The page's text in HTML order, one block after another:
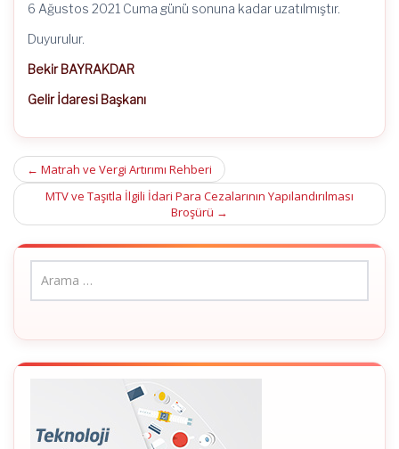
6 Ağustos 2021 Cuma günü sonuna kadar uzatılmıştır.
Duyurulur.
Bekir BAYRAKDAR
Gelir İdaresi Başkanı
Post
navigation
← Matrah ve Vergi Artırımı Rehberi
MTV ve Taşıtla İlgili İdari Para Cezalarının Yapılandırılması
Broşürü →